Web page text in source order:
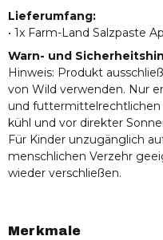
Lieferumfang:
• 1x Farm-Land Salzpaste
Warn- und
Hinweis: Produkt
von Wild verwenden. Nur
und futtermittelrechtlichen
kühl und vor direkter
Für Kinder unzugänglich
menschlichen Verzehr
wieder verschließen.
Merkmale